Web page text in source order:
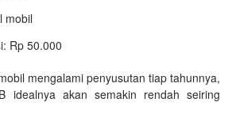
mobil
Rp 50.000
mengalami penyusutan tiap tahunnya,
idealnya akan semakin rendah seiring